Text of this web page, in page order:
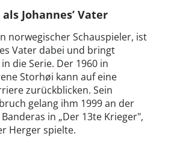
Johannes’ Vater
norwegischer Schauspieler, ist
Vater dabei und bringt
die Serie. Der 1960 in
Storhøi kann auf eine
zurückblicken. Sein
gelang ihm 1999 an der
in „Der 13te Krieger",
Herger spielte.